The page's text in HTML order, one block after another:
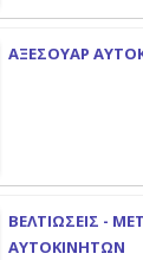
ΑΞΕΣΟΥΑΡ
ΒΕΛΤΙΩΣΕΙΣ -
ΑΥΤΟΚΙΝΗΤΩΝ